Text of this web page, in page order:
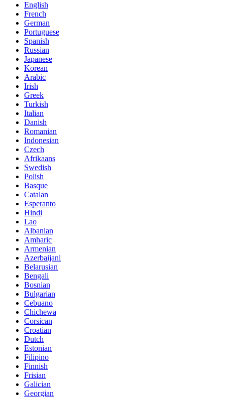
English
French
German
Portuguese
Spanish
Russian
Japanese
Korean
Arabic
Irish
Greek
Turkish
Italian
Danish
Romanian
Indonesian
Czech
Afrikaans
Swedish
Polish
Basque
Catalan
Esperanto
Hindi
Lao
Albanian
Amharic
Armenian
Azerbaijani
Belarusian
Bengali
Bosnian
Bulgarian
Cebuano
Chichewa
Corsican
Croatian
Dutch
Estonian
Filipino
Finnish
Frisian
Galician
Georgian